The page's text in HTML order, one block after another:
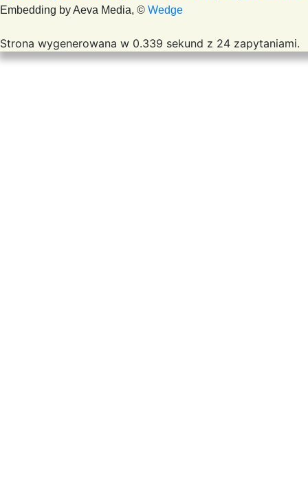
Embedding by Aeva Media, © Wedge
Strona wygenerowana w 0.339 sekund z 24 zapytaniami.